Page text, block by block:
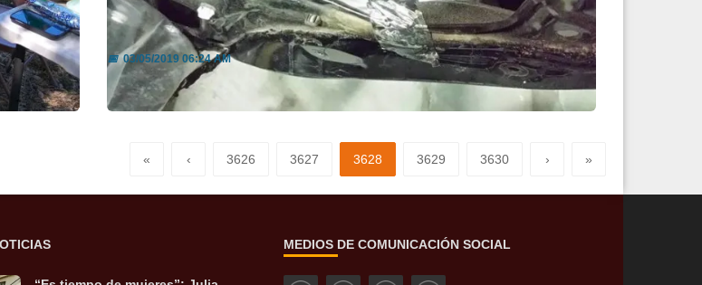
Leer más
Decomisan millonarias cargas de drogas
📅03/05/2019 06:24 AM
Leer más
« ‹ 3626 3627 3628 3629 3630 › »
MEDIOS DE COMUNICACIÓN SOCIAL